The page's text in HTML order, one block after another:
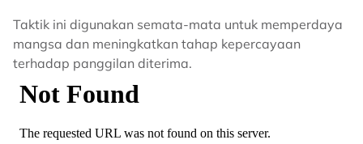
Taktik ini digunakan semata-mata untuk memperdaya
mangsa dan meningkatkan tahap kepercayaan
terhadap panggilan diterima.